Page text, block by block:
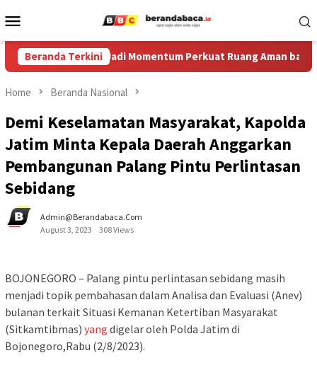
to
Menu
Beranda Terkini
di Ledokombo Jadi Momentum Perkuat Ruang Aman bagi Anak
Home Beranda Nasional
Demi Keselamatan Masyarakat, Kapolda
Jatim Minta Kepala Daerah Anggarkan
Pembangunan Palang Pintu Perlintasan
Sebidang
Admin@berandabaca.com
August 3, 2023
308 Views
BOJONEGORO – Palang pintu perlintasan sebidang masih
menjadi topik pembahasan dalam Analisa dan Evaluasi (Anev)
bulanan terkait Situasi Kemanan Ketertiban Masyarakat
(Sitkamtibmas) yang digelar oleh Polda Jatim di
Bojonegoro,Rabu (2/8/2023).